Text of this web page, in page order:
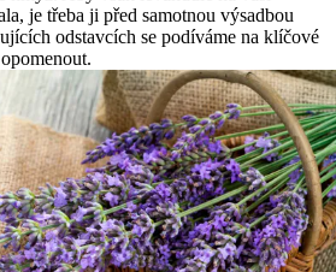
je třeba ji před samotnou výsadbou
odstavcích se podíváme na klíčové